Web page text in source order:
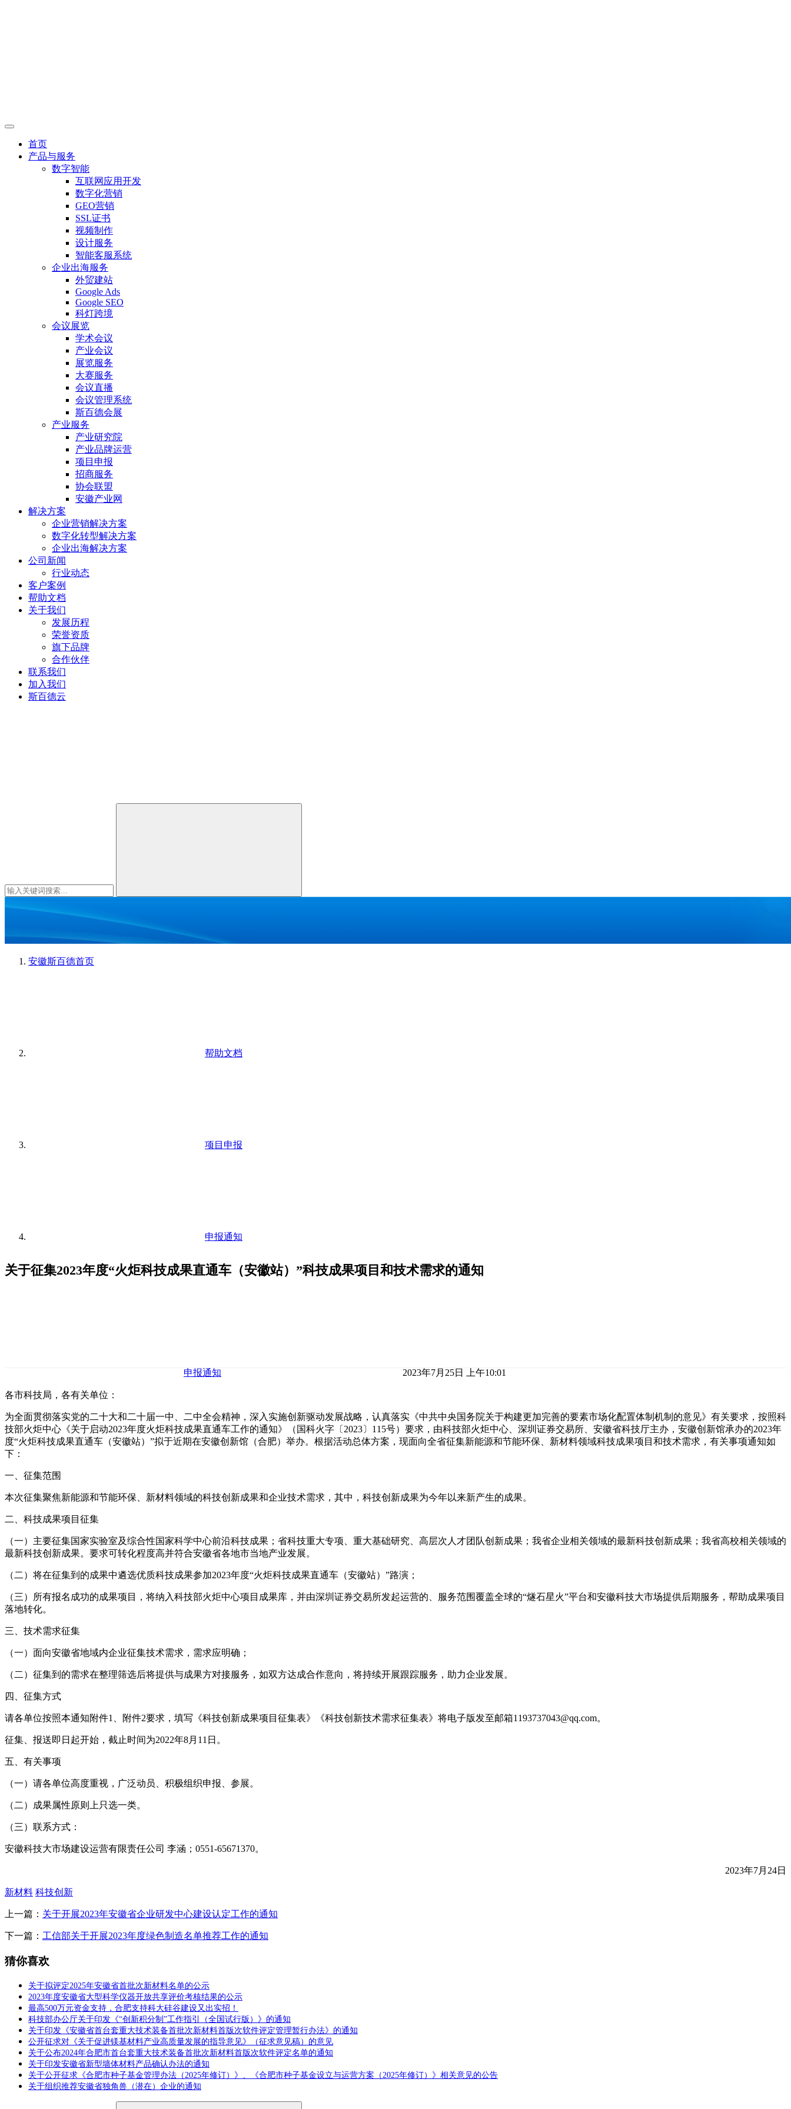
首页
产品与服务
数字智能
互联网应用开发
数字化营销
GEO营销
SSL证书
视频制作
设计服务
智能客服系统
企业出海服务
外贸建站
Google Ads
Google SEO
科灯跨境
会议展览
学术会议
产业会议
展览服务
大赛服务
会议直播
会议管理系统
斯百德会展
产业服务
产业研究院
产业品牌运营
项目申报
招商服务
协会联盟
安徽产业网
解决方案
企业营销解决方案
数字化转型解决方案
企业出海解决方案
公司新闻
行业动态
客户案例
帮助文档
关于我们
发展历程
荣誉资质
旗下品牌
合作伙伴
联系我们
加入我们
斯百德云
安徽斯百德首页
帮助文档
项目申报
申报通知
关于征集2023年度“火炬科技成果直通车（安徽站）”科技成果项目和技术需求的通知
申报通知 2023年7月25日 上午10:01
各市科技局，各有关单位：
为全面贯彻落实党的二十大和二十届一中、二中全会精神，深入实施创新驱动发展战略，认真落实《中共中央国务院关于构建更加完善的要素市场化配置体制机制的意见》有关要求，按照科
技部火炬中心《关于启动2023年度火炬科技成果直通车工作的通知》（国科火字〔2023〕115号）要求，由科技部火炬中心、深圳证券交易所、安徽省科技厅主办，安徽创新馆承办的2023年
度“火炬科技成果直通车（安徽站）”拟于近期在安徽创新馆（合肥）举办。根据活动总体方案，现面向全省征集新能源和节能环保、新材料领域科技成果项目和技术需求，有关事项通知如
下：
一、征集范围
本次征集聚焦新能源和节能环保、新材料领域的科技创新成果和企业技术需求，其中，科技创新成果为今年以来新产生的成果。
二、科技成果项目征集
（一）主要征集国家实验室及综合性国家科学中心前沿科技成果；省科技重大专项、重大基础研究、高层次人才团队创新成果；我省企业相关领域的最新科技创新成果；我省高校相关领域的
最新科技创新成果。要求可转化程度高并符合安徽省各地市当地产业发展。
（二）将在征集到的成果中遴选优质科技成果参加2023年度“火炬科技成果直通车（安徽站）”路演；
（三）所有报名成功的成果项目，将纳入科技部火炬中心项目成果库，并由深圳证券交易所发起运营的、服务范围覆盖全球的“燧石星火”平台和安徽科技大市场提供后期服务，帮助成果项目
落地转化。
三、技术需求征集
（一）面向安徽省地域内企业征集技术需求，需求应明确；
（二）征集到的需求在整理筛选后将提供与成果方对接服务，如双方达成合作意向，将持续开展跟踪服务，助力企业发展。
四、征集方式
请各单位按照本通知附件1、附件2要求，填写《科技创新成果项目征集表》《科技创新技术需求征集表》将电子版发至邮箱1193737043@qq.com。
征集、报送即日起开始，截止时间为2022年8月11日。
五、有关事项
（一）请各单位高度重视，广泛动员、积极组织申报、参展。
（二）成果属性原则上只选一类。
（三）联系方式：
安徽科技大市场建设运营有限责任公司 李涵；0551-65671370。
2023年7月24日
新材料 科技创新
上一篇： 关于开展2023年安徽省企业研发中心建设认定工作的通知
下一篇： 工信部关于开展2023年度绿色制造名单推荐工作的通知
猜你喜欢
关于拟评定2025年安徽省首批次新材料名单的公示
2023年度安徽省大型科学仪器开放共享评价考核结果的公示
最高500万元资金支持，合肥支持科大硅谷建设又出实招！
科技部办公厅关于印发《“创新积分制”工作指引（全国试行版）》的通知
关于印发《安徽省首台套重大技术装备首批次新材料首版次软件评定管理暂行办法》的通知
公开征求对《关于促进镁基材料产业高质量发展的指导意见》（征求意见稿）的意见
关于公布2024年合肥市首台套重大技术装备首批次新材料首版次软件评定名单的通知
关于印发安徽省新型墙体材料产品确认办法的通知
关于公开征求《合肥市种子基金管理办法（2025年修订）》、《合肥市种子基金设立与运营方案（2025年修订）》相关意见的公告
关于组织推荐安徽省独角兽（潜在）企业的通知